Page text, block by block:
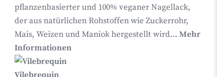
pflanzenbasierter und 100% veganer Nagellack,
der aus natürlichen Rohstoffen wie Zuckerrohr,
Mais, Weizen und Maniok hergestellt wird... Mehr
Informationen